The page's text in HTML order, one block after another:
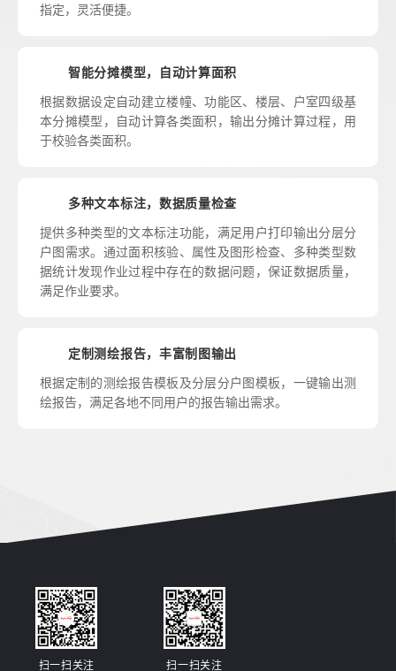
指定，灵活便捷。
智能分摊模型，自动计算面积
根据数据设定自动建立楼幢、功能区、楼层、户室四级基
本分摊模型，自动计算各类面积，输出分摊计算过程，用
于校验各类面积。
多种文本标注，数据质量检查
提供多种类型的文本标注功能，满足用户打印输出分层分
户图需求。通过面积核验、属性及图形检查、多种类型数
据统计发现作业过程中存在的数据问题，保证数据质量，
满足作业要求。
定制测绘报告，丰富制图输出
根据定制的测绘报告模板及分层分户图模板，一键输出测
绘报告，满足各地不同用户的报告输出需求。
扫一扫关注 扫一扫关注